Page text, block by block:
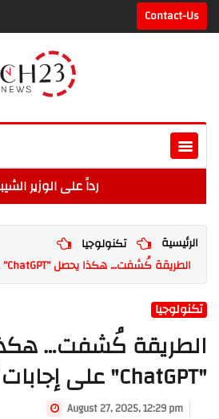
Contact-Us
رداً على الوزير
الرئيسية
تكنولوجيا
الطريقة كُشفت… هكذا يحصل "ChatGPT" على إجابات أسئلتك!
تكنولوجيا
الطريقة كُشفت…
"ChatGPT" على إجابات أسئلتك!
August 27, 2025, 12:29 pm